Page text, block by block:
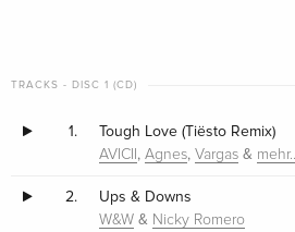
TRACKS - DISC 1 (CD)
1. Tough Love (Tiësto Remix)
AVICII ,Agnes,Vargas & mehr…
2. Ups & Downs
W&W & Nicky Romero